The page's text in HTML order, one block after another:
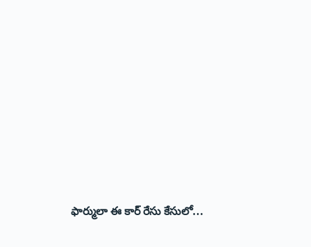
ఫార్ములా ఈ కార్‌ రేసు కేసులో…